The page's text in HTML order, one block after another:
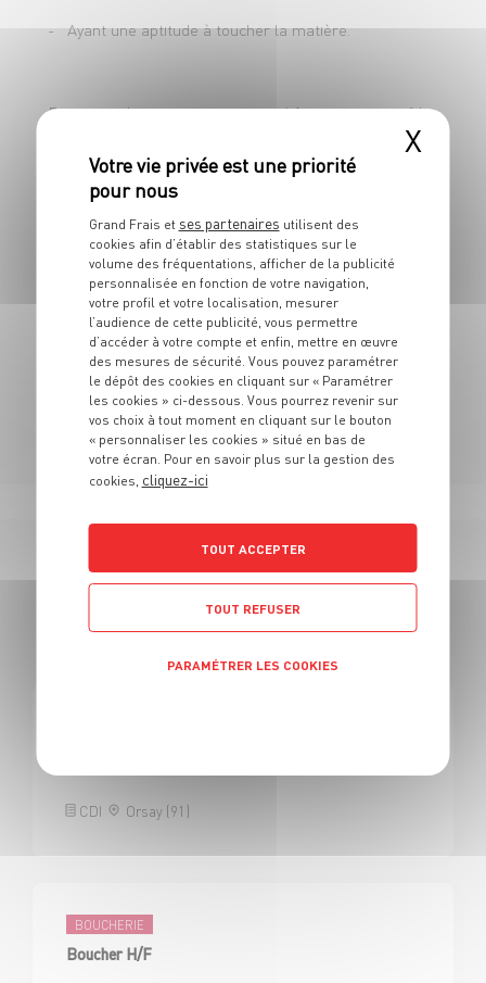
- Ayant une aptitude à toucher la matière.
Pour postuler en apprentissage, il faut avoir entre 16
ans révolus ou avoir terminé sa classe de 3ème, et
moins de 30 ans.
Concernant l'inscription au CFA, vous devrez faire les
démarches d'inscription directement auprès du CFA.
Attention ! Certains CFA demandent des dossiers de
pré-inscription ! Rapprochez-vous de ces derniers.
N'hésitez pas à vous rendre au sein de nos rayons
pour découvrir notre univers.
167 OFFRES
EN BOUCHER
CDI Orsay (91)
BOUCHERIE
Boucher H/F
X
Grand Frais et ses partenaires utilisent des
cookies afin d’établir des statistiques sur le
volume des fréquentations, afficher de la publicité
personnalisée en fonction de votre navigation,
votre profil et votre localisation, mesurer
l’audience de cette publicité, vous permettre
d’accéder à votre compte et enfin, mettre en œuvre
des mesures de sécurité. Vous pouvez paramétrer
le dépôt des cookies en cliquant sur « Paramétrer
les cookies » ci-dessous. Vous pourrez revenir sur
vos choix à tout moment en cliquant sur le bouton
« personnaliser les cookies » situé en bas de
votre écran. Pour en savoir plus sur la gestion des
cookies, cliquez-ici
TOUT ACCEPTER
TOUT REFUSER
PARAMÉTRER LES COOKIES